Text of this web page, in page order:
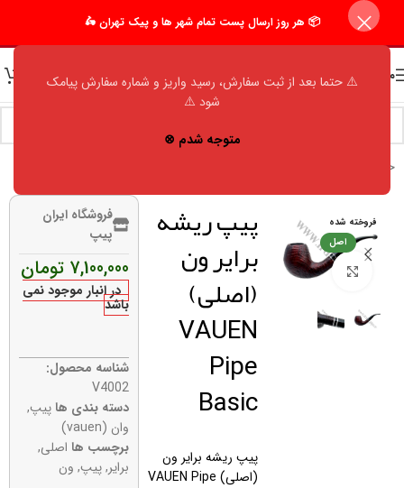
⚠️ حتما بعد از ثبت سفارش، رسید واریز و شماره سفارش پیامک
شود ⚠️
متوجه شدم ⊗
📦 هر روز ارسال پست تمام شهر ها و پیک تهران 🛵
منو
خانه
فروخته شده
اصل
برای بزرگنمایی کلیک کنید
پیپ ریشه
برایر ون
(اصلی)
VAUEN
Pipe
Basic
پیپ ریشه برایر ون
(اصلی) VAUEN Pipe
فروشگاه ایران
پیپ
7,100,000 تومان
در انبار موجود نمی
باشد
شناسه محصول:
V4002
دسته بندی ها پیپ,
وان (vauen)
برچسب ها اصلی,
برایر,پیپ, ون